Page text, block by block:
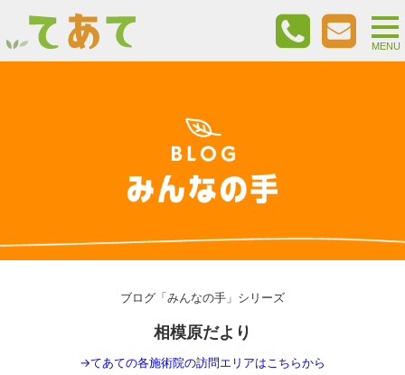
ブログ「みんなの手」シリーズ
相模原だより
→てあての各施術院の訪問エリアはこちらから
MENU